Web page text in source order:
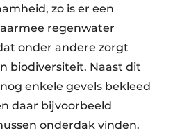
zo is er een
regenwater
onder andere zorgt
biodiversiteit. Naast dit
enkele gevels bekleed
daar bijvoorbeeld
onderdak vinden.